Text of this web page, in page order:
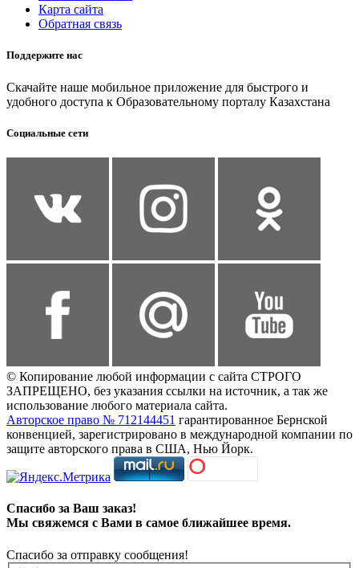
Карта сайта
Обратная связь
Поддержите нас
Скачайте наше мобильное приложение для быстрого и
удобного доступа к Образовательному порталу Казахстана
Социальные сети
© Копирование любой информации с сайта СТРОГО
ЗАПРЕЩЕНО, без указания ссылки на источник, а так же
использование любого материала сайта.
Авторское право № 712144451 гарантированное Бернской
конвенцией, зарегистрировано в международной компании по
защите авторского права в США, Нью Йорк.
Спасибо за Ваш заказ!
Мы свяжемся с Вами в самое ближайшее время.
Спасибо за отправку сообщения!